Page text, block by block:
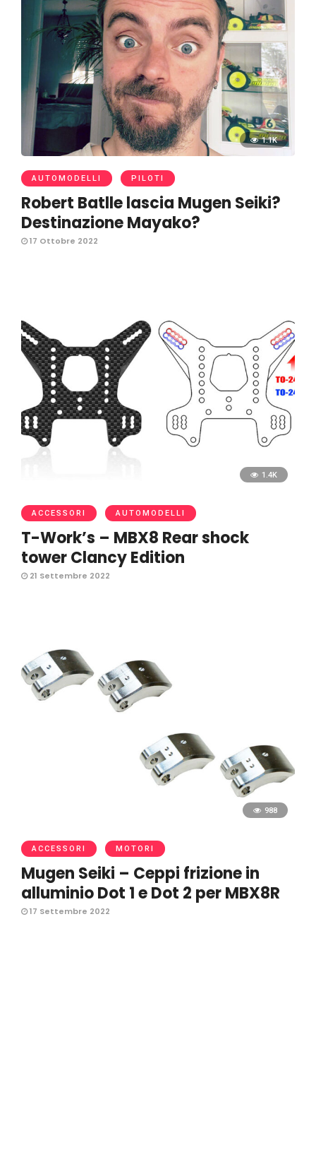
1.1K
AUTOMODELLI PILOTI
Robert Batlle lascia Mugen Seiki?
Destinazione Mayako?
17 Ottobre 2022
1.4K
ACCESSORI AUTOMODELLI
T-Work’s – MBX8 Rear shock
tower Clancy Edition
21 Settembre 2022
988
ACCESSORI MOTORI
Mugen Seiki – Ceppi frizione in
alluminio Dot 1 e Dot 2 per MBX8R
17 Settembre 2022